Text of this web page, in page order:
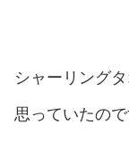
シャーリング
思っていたの